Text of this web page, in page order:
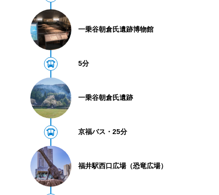
一乗谷朝倉氏遺跡博物館
5分
一乗谷朝倉氏遺跡
京福バス・25分
福井駅西口広場（恐竜広場）